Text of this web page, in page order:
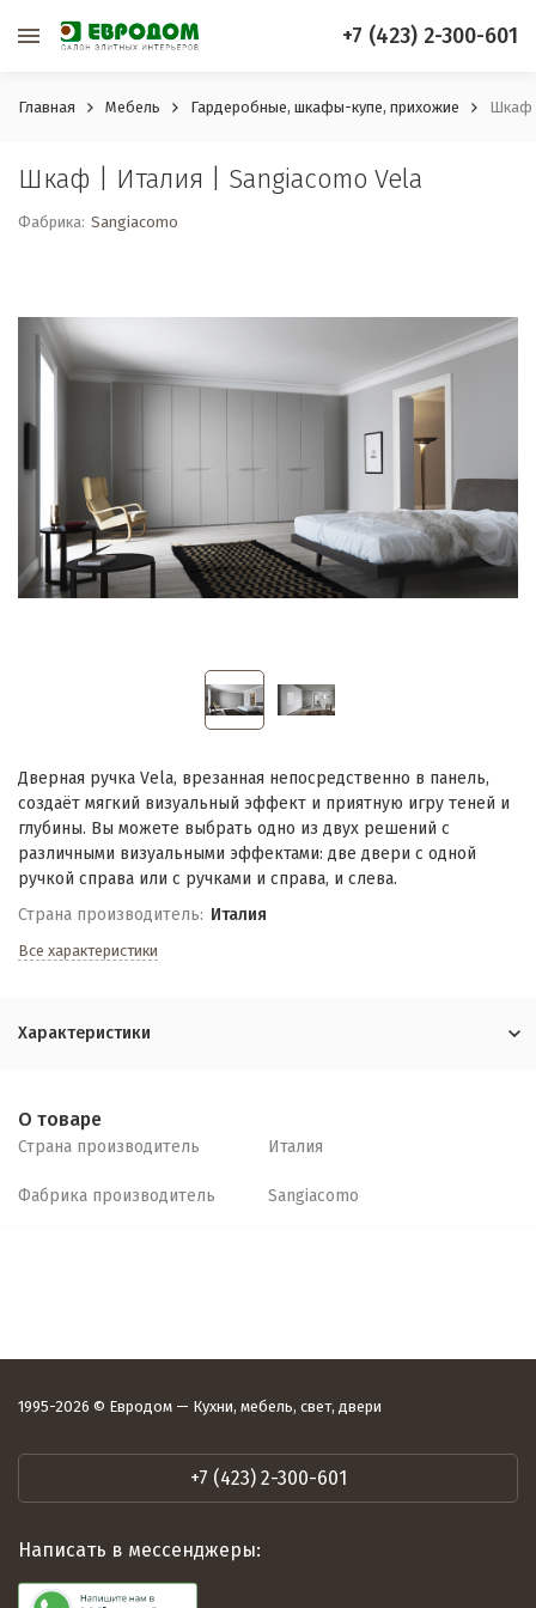
+7 (423) 2-300-601
Главная Мебель Гардеробные, шкафы-купе, прихожие Шкаф
Шкаф | Италия | Sangiacomo Vela
Фабрика: Sangiacomo
Дверная ручка Vela, врезанная непосредственно в панель,
создаёт мягкий визуальный эффект и приятную игру теней и
глубины. Вы можете выбрать одно из двух решений с
различными визуальными эффектами: две двери с одной
ручкой справа или с ручками и справа, и слева.
Страна производитель: Италия
Все характеристики
Характеристики
О товаре
Страна производитель Италия
Фабрика производитель Sangiacomo
1995-2026 © Евродом — Кухни, мебель, свет, двери
+7 (423) 2-300-601
Написать в мессенджеры: